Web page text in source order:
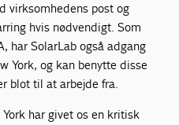
virksomhedens post og
hvis nødvendigt. Som
har SolarLab også adgang
York, og kan benytte disse
blot til at arbejde fra.
har givet os en kritisk